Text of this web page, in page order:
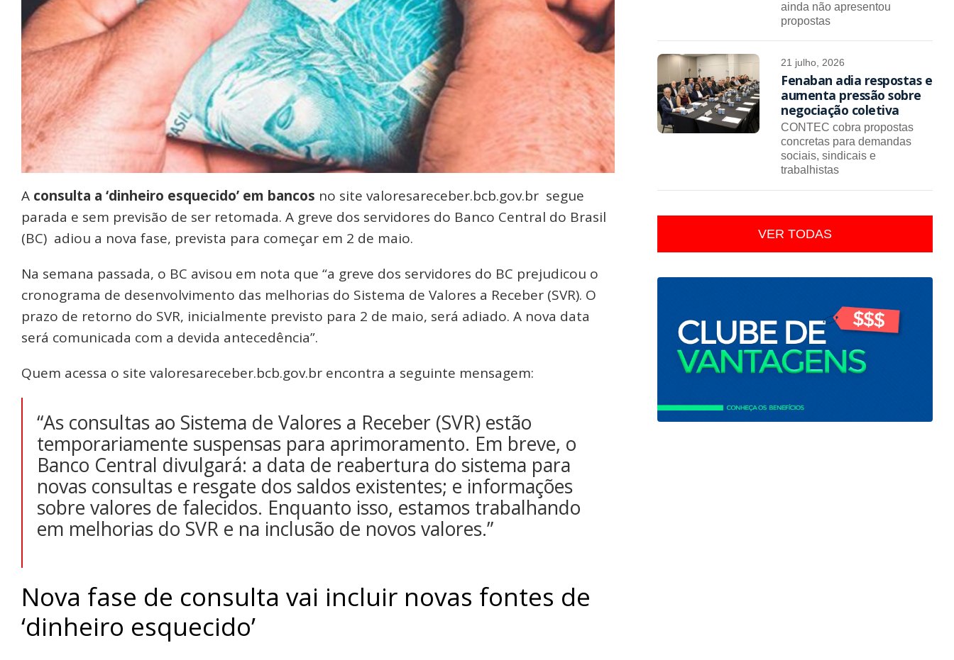
A consulta a ‘dinheiro esquecido’ em bancos no site valoresareceber.bcb.gov.br segue
parada e sem previsão de ser retomada. A greve dos servidores do Banco Central do Brasil
(BC) adiou a nova fase, prevista para começar em 2 de maio.
Na semana passada, o BC avisou em nota que “a greve dos servidores do BC prejudicou o
cronograma de desenvolvimento das melhorias do Sistema de Valores a Receber (SVR). O
prazo de retorno do SVR, inicialmente previsto para 2 de maio, será adiado. A nova data
será comunicada com a devida antecedência”.
Quem acessa o site valoresareceber.bcb.gov.br encontra a seguinte mensagem:
“As consultas ao Sistema de Valores a Receber (SVR) estão
temporariamente suspensas para aprimoramento. Em breve, o
Banco Central divulgará: a data de reabertura do sistema para
novas consultas e resgate dos saldos existentes; e informações
sobre valores de falecidos. Enquanto isso, estamos trabalhando
em melhorias do SVR e na inclusão de novos valores.”
Nova fase de consulta vai incluir novas fontes de
‘dinheiro esquecido’
ainda não apresentou
propostas
21 julho, 2026
Fenaban adia respostas e
aumenta pressão sobre
negociação coletiva
CONTEC cobra propostas
concretas para demandas
sociais, sindicais e
trabalhistas
VER TODAS